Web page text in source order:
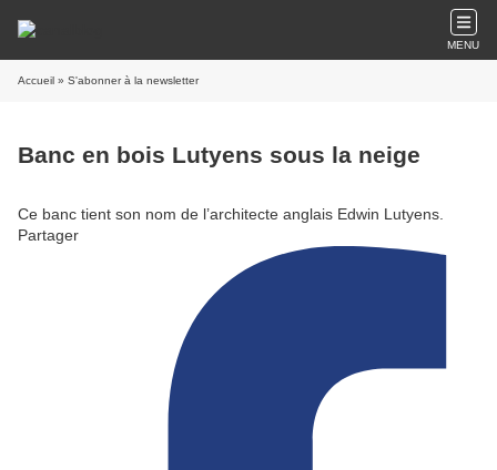
MENU
Accueil » S'abonner à la newsletter
Banc en bois Lutyens sous la neige
Ce banc tient son nom de l’architecte anglais Edwin Lutyens.
Partager